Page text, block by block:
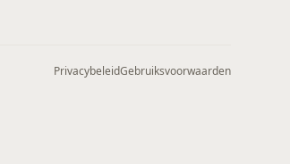
PrivacybeleidGebruiksvoorwaarden